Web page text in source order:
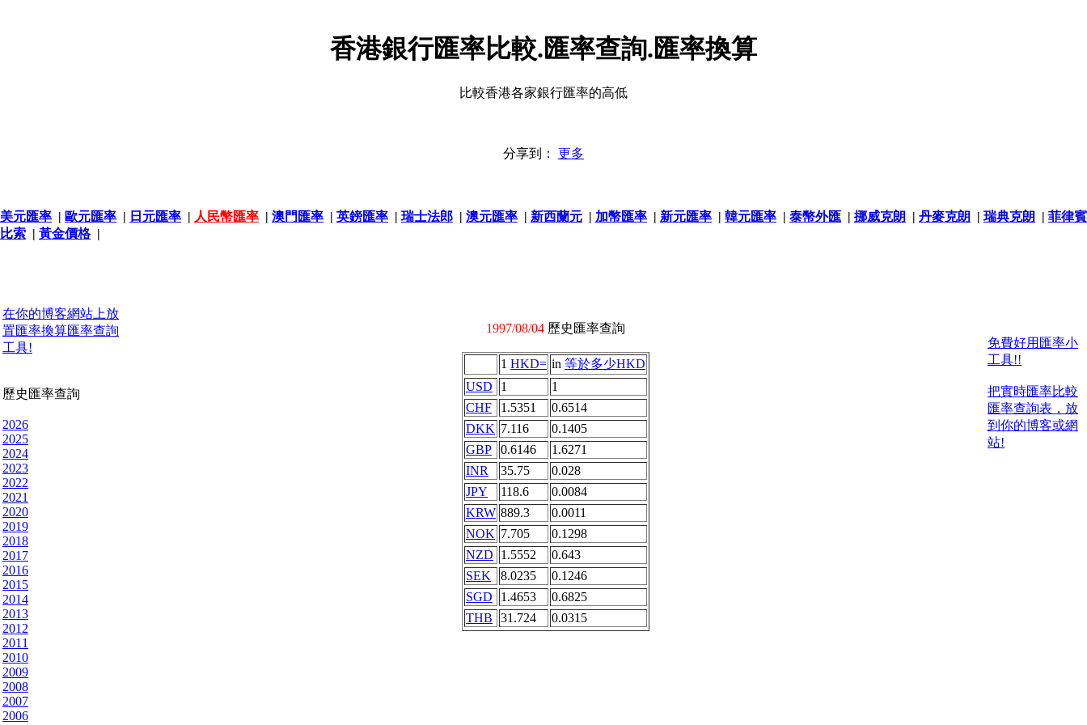
香港銀行匯率比較.匯率查詢.匯率換算
比較香港各家銀行匯率的高低
分享到： 更多
美元匯率 | 歐元匯率 | 日元匯率 | 人民幣匯率 | 澳門匯率 | 英鎊匯率 | 瑞士法郎 | 澳元匯率 | 新西蘭元 | 加幣匯率 | 新元匯率 | 韓元匯率 | 泰幣外匯 | 挪威克朗 | 丹麥克朗 | 瑞典克朗 | 菲律賓
比索 | 黃金價格|
在你的博客網站上放
置匯率換算匯率查詢
工具!
歷史匯率查詢
2026
2025
2024
2023
2022
2021
2020
2019
2018
2017
2016
2015
2014
2013
2012
2011
2010
2009
2008
2007
2006
1997/08/04 歷史匯率查詢
1 HKD= in 等於多少HKD
USD
1
1
CHF
1.5351
0.6514
DKK 7.116
0.1405
GBP
0.6146
1.6271
INR
35.75
0.028
JPY
118.6
0.0084
KRW 889.3
0.0011
NOK 7.705
0.1298
NZD
1.5552
0.643
SEK
8.0235
0.1246
SGD
1.4653
0.6825
THB
31.724 0.0315
免費好用匯率小
工具!!
把實時匯率比較
匯率查詢表，放
到你的博客或網
站!